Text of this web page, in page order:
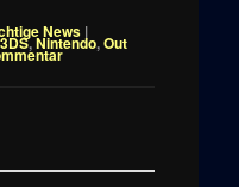
News |
3DS,Nintendo,Out